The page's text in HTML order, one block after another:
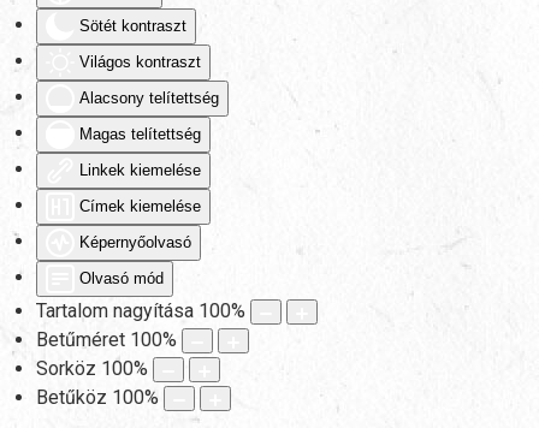
Sötét kontraszt
Világos kontraszt
Alacsony telítettség
Magas telítettség
Linkek kiemelése
Címek kiemelése
Képernyőolvasó
Olvasó mód
Tartalom nagyítása 100%
Betűméret 100%
Sorköz 100%
Betűköz 100%